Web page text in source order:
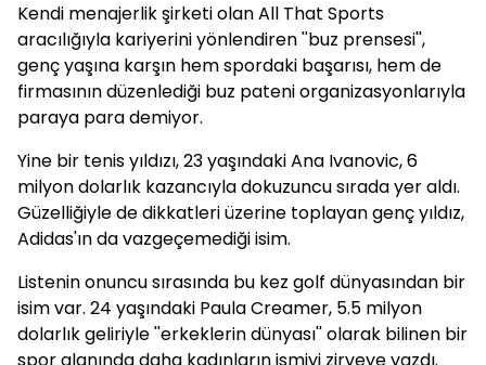
Kendi menajerlik şirketi olan All That Sports
aracılığıyla kariyerini yönlendiren ''buz prensesi'',
genç yaşına karşın hem spordaki başarısı, hem de
firmasının düzenlediği buz pateni organizasyonlarıyla
paraya para demiyor.
Yine bir tenis yıldızı, 23 yaşındaki Ana Ivanovic, 6
milyon dolarlık kazancıyla dokuzuncu sırada yer aldı.
Güzelliğiyle de dikkatleri üzerine toplayan genç yıldız,
Adidas'ın da vazgeçemediği isim.
Listenin onuncu sırasında bu kez golf dünyasından bir
isim var. 24 yaşındaki Paula Creamer, 5.5 milyon
dolarlık geliriyle ''erkeklerin dünyası'' olarak bilinen bir